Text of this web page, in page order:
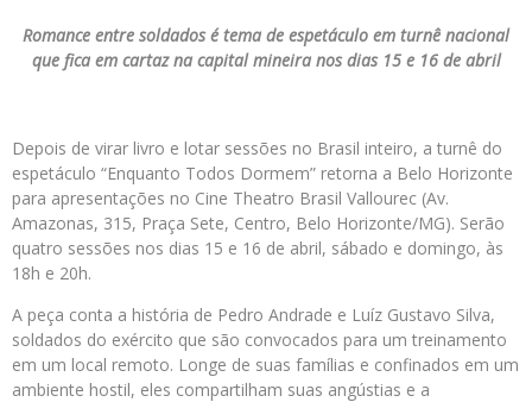
Romance entre soldados é tema de espetáculo em turnê nacional
que fica em cartaz na capital mineira nos dias 15 e 16 de abril
Depois de virar livro e lotar sessões no Brasil inteiro, a turnê do
espetáculo “Enquanto Todos Dormem” retorna a Belo Horizonte
para apresentações no Cine Theatro Brasil Vallourec (Av.
Amazonas, 315, Praça Sete, Centro, Belo Horizonte/MG). Serão
quatro sessões nos dias 15 e 16 de abril, sábado e domingo, às
18h e 20h.
A peça conta a história de Pedro Andrade e Luíz Gustavo Silva,
soldados do exército que são convocados para um treinamento
em um local remoto. Longe de suas famílias e confinados em um
ambiente hostil, eles compartilham suas angústias e a